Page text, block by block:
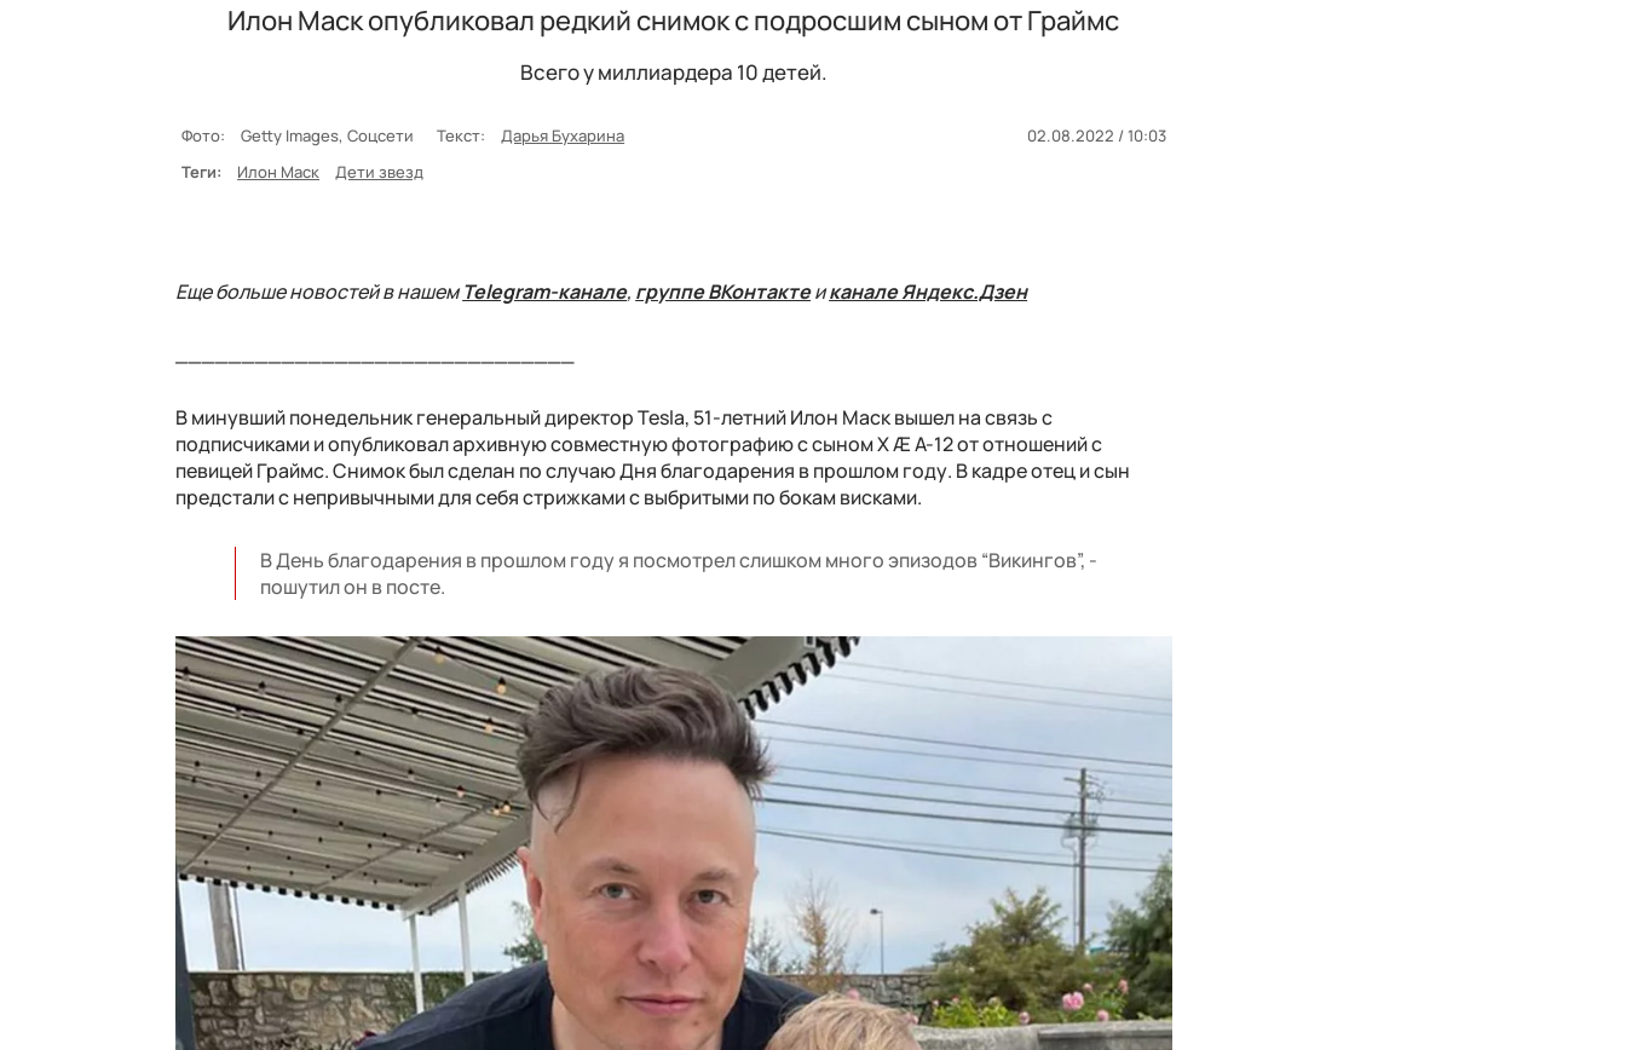
Илон Маск опубликовал редкий снимок с подросшим сыном от Граймс
Всего у миллиардера 10 детей.
Фото: Getty Images, Соцсети Текст: Дарья Бухарина
02.08.2022 / 10:03
Теги:
Илон Маск Дети звезд
Еще больше новостей в нашемTelegram-канале, группе ВКонтактеиканале Яндекс.Дзен
В минувший понедельник генеральный директор Tesla, 51-летний Илон Маск вышел на связь с
подписчиками и опубликовал архивную совместную фотографию с сыном X Æ A-12 от отношений с
певицей Граймс. Снимок был сделан по случаю Дня благодарения в прошлом году. В кадре отец и сын
предстали с непривычными для себя стрижками с выбритыми по бокам висками.
В День благодарения в прошлом году я посмотрел слишком много эпизодов “Викингов”, -
пошутил он в посте.